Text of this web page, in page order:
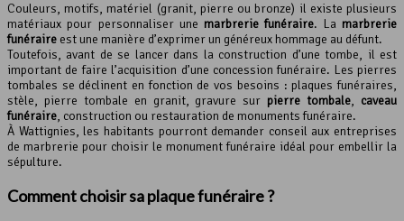
Couleurs, motifs, matériel (granit, pierre ou bronze) il existe plusieurs
matériaux pour personnaliser une marbrerie funéraire. La marbrerie
funéraire est une manière d’exprimer un généreux hommage au défunt.
Toutefois, avant de se lancer dans la construction d’une tombe, il est
important de faire l’acquisition d’une concession funéraire. Les pierres
tombales se déclinent en fonction de vos besoins : plaques funéraires,
stèle, pierre tombale en granit, gravure sur pierre tombale, caveau
funéraire, construction ou restauration de monuments funéraire.
À Wattignies, les habitants pourront demander conseil aux entreprises
de marbrerie pour choisir le monument funéraire idéal pour embellir la
sépulture.
Comment choisir sa plaque funéraire ?